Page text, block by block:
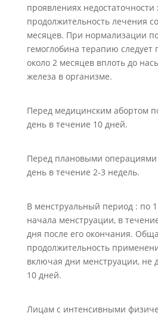
проявлениях недостаточности
продолжительность лечения
месяцев. При нормализации
гемоглобина терапию
около 2 месяцев вплоть до
железа в организме.
Перед медицинским абортом
день в течение 10 дней.
Перед плановыми операциями
день в течение 2-3 недель.
В менструальный период : по
начала менструации, в
дня после его окончания.
продолжительность
включая дни менструации, не
10 дней.
Лицам с интенсивными